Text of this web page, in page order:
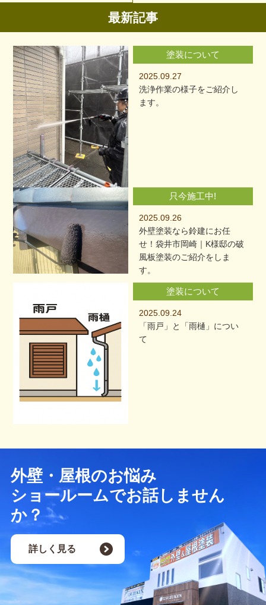
最新記事
塗装について
2025.09.27
洗浄作業の様子をご紹介し
ます。
只今施工中!
2025.09.26
外壁塗装なら鈴建にお任
せ！袋井市岡崎｜K様邸の破
風板塗装のご紹介をしま
す。
塗装について
2025.09.24
「雨戸」と「雨樋」につい
て
外壁・屋根のお悩み
ショールームでお話しません
か？
詳しく見る